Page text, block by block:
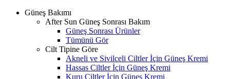
Güneş Bakımı
After Sun Güneş Sonrası Bakım
Güneş Sonrası Ürünler
Tümünü Gör
Cilt Tipine Göre
Akneli ve Sivilceli Ciltler İçin Güneş Kremi
Hassas Ciltler İçin Güneş Kremi
Kuru Ciltler İçin Güneş Kremi